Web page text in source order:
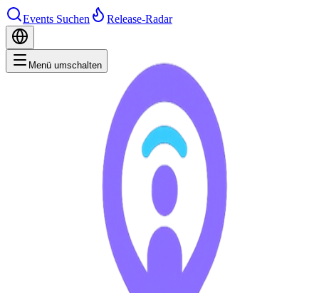
Events Suchen Release-Radar
Menü umschalten